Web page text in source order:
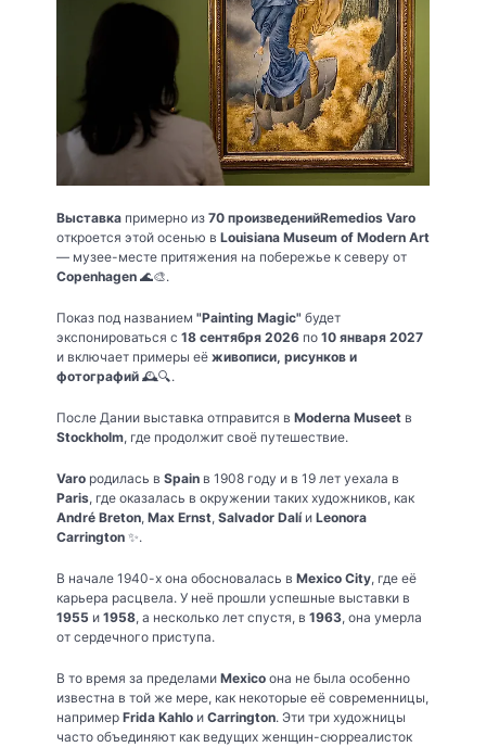
Выставка примерно из 70 произведенийRemedios Varo
откроется этой осенью в Louisiana Museum of Modern Art
— музее-месте притяжения на побережье к северу от
Copenhagen 🌊🎨.
Показ под названием "Painting Magic" будет
экспонироваться с 18 сентября 2026 по 10 января 2027
и включает примеры её живописи, рисунков и
фотографий 🕰️🔍.
После Дании выставка отправится в Moderna Museet в
Stockholm, где продолжит своё путешествие.
Varo родилась в Spain в 1908 году и в 19 лет уехала в
Paris, где оказалась в окружении таких художников, как
André Breton, Max Ernst, Salvador Dalíи Leonora
Carrington ✨.
В начале 1940-х она обосновалась в Mexico City, где её
карьера расцвела. У неё прошли успешные выставки в
1955 и 1958, а несколько лет спустя, в 1963, она умерла
от сердечного приступа.
В то время за пределами Mexico она не была особенно
известна в той же мере, как некоторые её современницы,
например Frida Kahlo и Carrington. Эти три художницы
часто объединяют как ведущих женщин-сюрреалисток